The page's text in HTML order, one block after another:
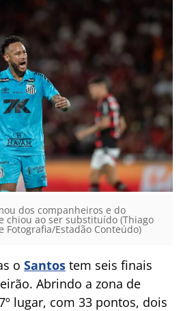
dos companheiros e do
chiou ao ser substituído (Thiago
Fotografia/Estadão Conteúdo)
o Santos tem seis finais
Abrindo a zona de
lugar, com 33 pontos, dois